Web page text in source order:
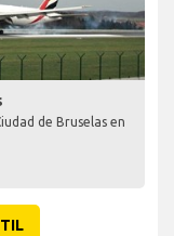
de Bruselas en